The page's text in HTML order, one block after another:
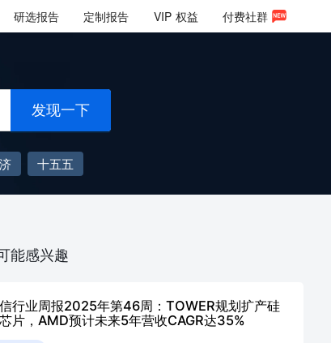
研选报告 定制报告 VIP 权益 付费社群
发现一下
十五五
能感兴趣
行业周报2025年第46周：TOWER规划扩产硅
片，AMD预计未来5年营收CAGR达35%